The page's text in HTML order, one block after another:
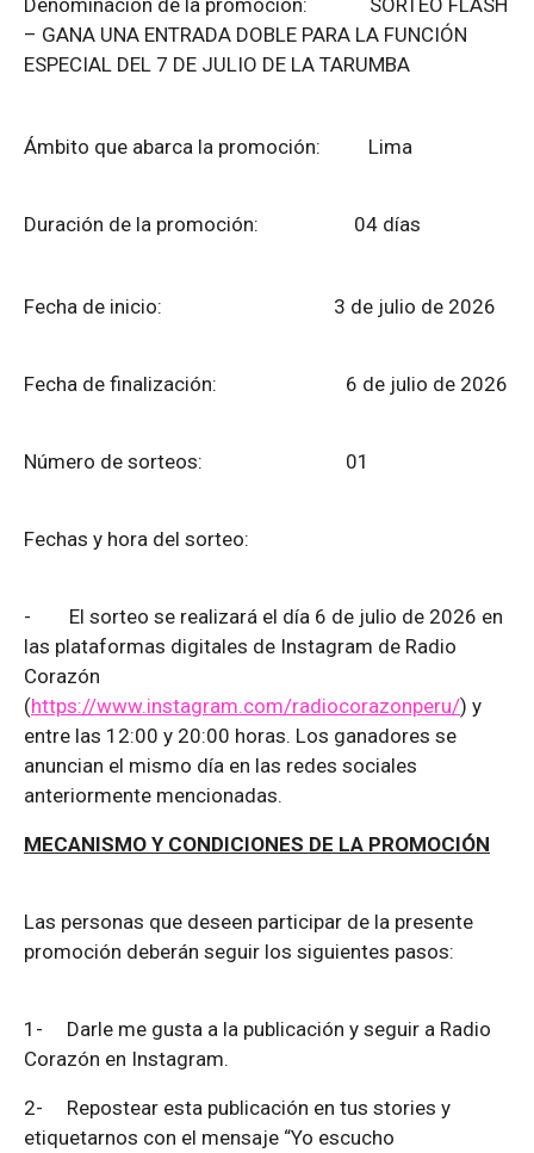
– GANA UNA ENTRADA DOBLE PARA LA FUNCIÓN
ESPECIAL DEL 7 DE JULIO DE LA TARUMBA
Ámbito que abarca la promoción: Lima
Duración de la promoción: 04 días
Fecha de inicio: 3 de julio de 2026
Fecha de finalización: 6 de julio de 2026
Número de sorteos: 01
Fechas y hora del sorteo:
- El sorteo se realizará el día 6 de julio de 2026 en
las plataformas digitales de Instagram de Radio
Corazón
(https://www.instagram.com/radiocorazonperu/) y
entre las 12:00 y 20:00 horas. Los ganadores se
anuncian el mismo día en las redes sociales
anteriormente mencionadas.
MECANISMO Y CONDICIONES DE LA PROMOCIÓN
Las personas que deseen participar de la presente
promoción deberán seguir los siguientes pasos:
1- Darle me gusta a la publicación y seguir a Radio
Corazón en Instagram.
2- Repostear esta publicación en tus stories y
etiquetarnos con el mensaje “Yo escucho